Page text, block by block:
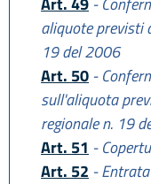
aliquote previsti
19 del 2006
Art. 50 -
sull'aliquota
regionale n. 19
Art. 51 -
Art. 52 -